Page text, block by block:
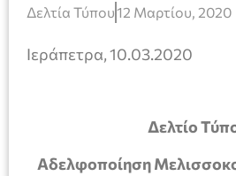
Δελτία Τύπου12 Μαρτίου, 2020
Ιεράπετρα, 10.03.2020
Δελτίο
Αδελφοποίηση